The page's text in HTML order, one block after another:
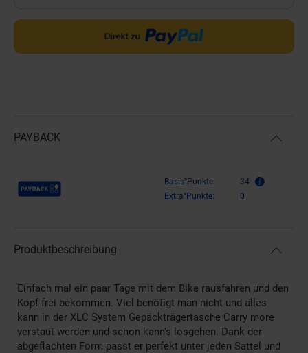
PAYBACK
Payback Punkte Basis°Punkte:
34
Extra°Punkte:
0
Produktbeschreibung
Einfach mal ein paar Tage mit dem Bike rausfahren und den
Kopf frei bekommen. Viel benötigt man nicht und alles
kann in der XLC System Gepäckträgertasche Carry more
verstaut werden und schon kann's losgehen. Dank der
abgeflachten Form passt er perfekt unter jeden Sattel und